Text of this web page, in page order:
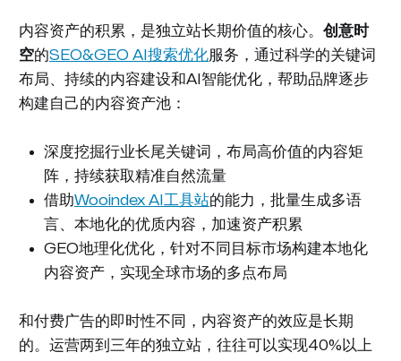
内容资产的积累，是独立站长期价值的核心。 创意时
空的SEO&GEO AI搜索优化服务，通过科学的关键词
布局、持续的内容建设和AI智能优化，帮助品牌逐步
构建自己的内容资产池：
深度挖掘行业长尾关键词，布局高价值的内容矩
阵，持续获取精准自然流量
借助Wooindex AI工具站的能力，批量生成多语
言、本地化的优质内容，加速资产积累
GEO地理化优化，针对不同目标市场构建本地化
内容资产，实现全球市场的多点布局
和付费广告的即时性不同，内容资产的效应是长期
的。运营两到三年的独立站，往往可以实现40%以上